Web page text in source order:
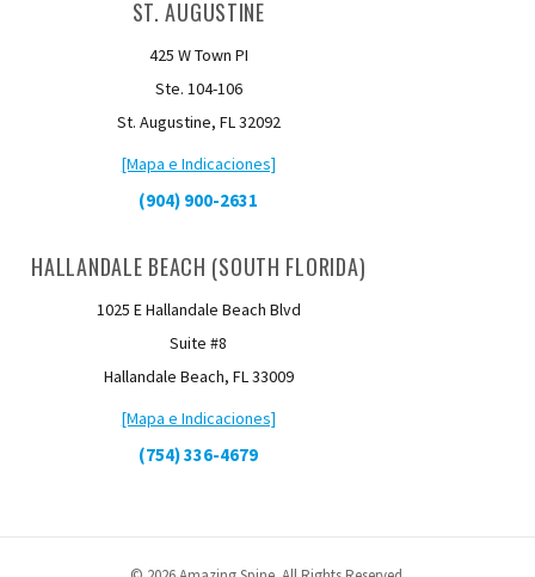
ST. AUGUSTINE
425 W Town PI
Ste. 104-106
St. Augustine, FL 32092
[Mapa e Indicaciones]
(904) 900-2631
HALLANDALE BEACH (SOUTH FLORIDA)
1025 E Hallandale Beach Blvd
Suite #8
Hallandale Beach, FL 33009
[Mapa e Indicaciones]
(754) 336-4679